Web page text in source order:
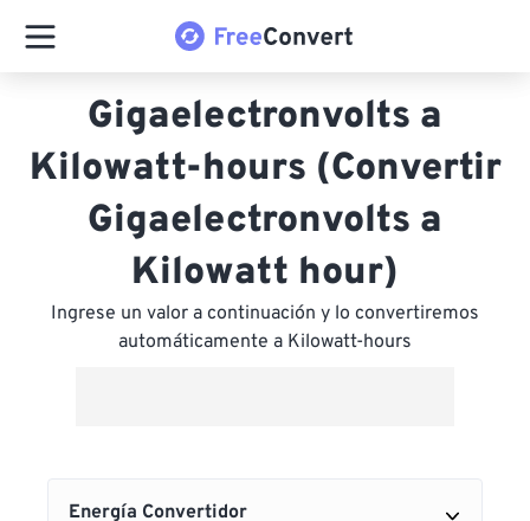
Gigaelectronvolts a
Kilowatt-hours (Convertir
Gigaelectronvolts a
Kilowatt hour)
Ingrese un valor a continuación y lo convertiremos
automáticamente a Kilowatt-hours